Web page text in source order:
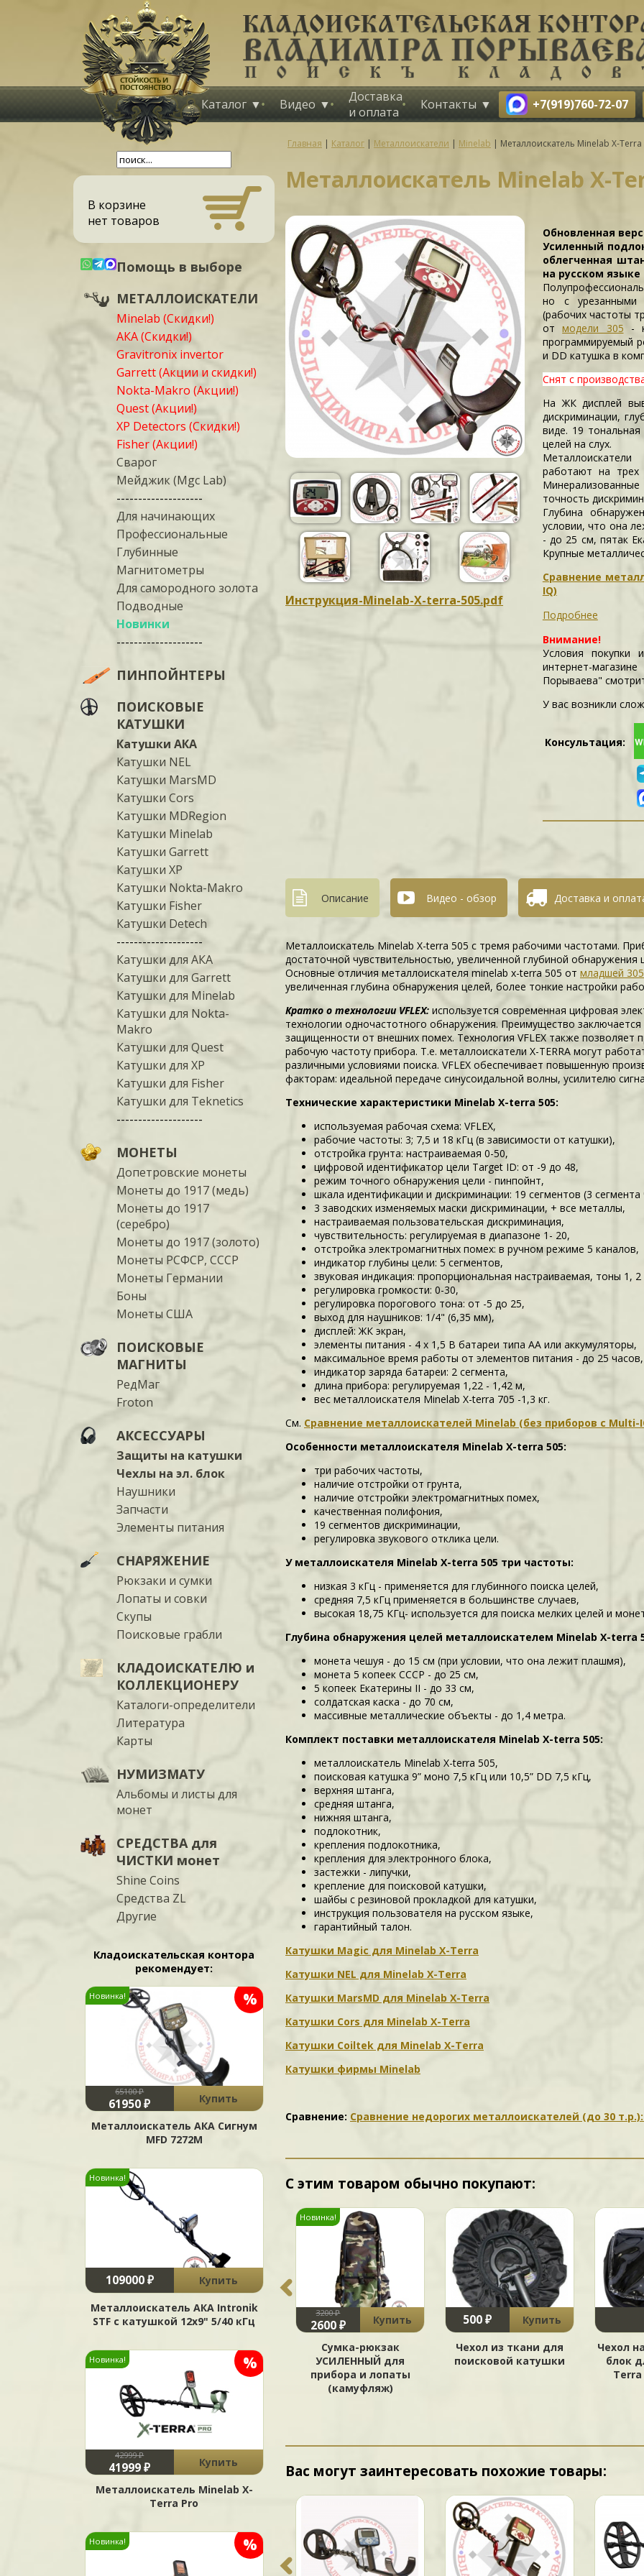
Каталог Видео
Доставка
и оплата
Контакты +7(919)760-72-07
В корзине
нет товаров
Помощь в выборе
МЕТАЛЛОИСКАТЕЛИ
Minelab (Скидки!)
АКА (Скидки!)
Gravitronix invertor
Garrett (Акции и скидки!)
Nokta-Makro (Акции!)
Quest (Акции!)
XP Detectors (Скидки!)
Fisher (Акции!)
Сварог
Мейджик (Mgc Lab)
--------------------
Для начинающих
Профессиональные
Глубинные
Магнитометры
Для самородного золота
Подводные
Новинки
--------------------
ПИНПОЙНТЕРЫ
ПОИСКОВЫЕ
КАТУШКИ
Катушки АКА
Катушки NEL
Катушки MarsMD
Катушки Cors
Катушки MDRegion
Катушки Minelab
Катушки Garrett
Катушки XP
Катушки Nokta-Makro
Катушки Fisher
Катушки Detech
--------------------
Катушки для АКА
Катушки для Garrett
Катушки для Minelab
Катушки для Nokta-
Makro
Катушки для Quest
Катушки для XP
Катушки для Fisher
Катушки для Teknetics
--------------------
МОНЕТЫ
Допетровские монеты
Монеты до 1917 (медь)
Монеты до 1917
(серебро)
Монеты до 1917 (золото)
Монеты РСФСР, СССР
Монеты Германии
Боны
Монеты США
ПОИСКОВЫЕ
МАГНИТЫ
РедМаг
Froton
АКСЕССУАРЫ
Защиты на катушки
Чехлы на эл. блок
Наушники
Запчасти
Элементы питания
СНАРЯЖЕНИЕ
Рюкзаки и сумки
Лопаты и совки
Скупы
Поисковые грабли
КЛАДОИСКАТЕЛЮ и
КОЛЛЕКЦИОНЕРУ
Каталоги-определители
Литература
Карты
НУМИЗМАТУ
Альбомы и листы для
монет
СРЕДСТВА для
ЧИСТКИ монет
Shine Coins
Средства ZL
Другие
Кладоискательская контора
рекомендует:
%
Новинка!
65100 ₽
61950 ₽
Купить
Металлоискатель АКА Сигнум
MFD 7272М
Новинка!
109000 ₽
Купить
Металлоискатель АКА Intronik
STF c катушкой 12x9" 5/40 кГц
%
Новинка!
42999 ₽
41999 ₽
Купить
Металлоискатель Minelab X-
Terra Pro
%
Новинка!
Главная | Каталог | Металлоискатели | Minelab | Металлоискатель Minelab X-Terra
Металлоискатель Minelab X-
Инструкция-Minelab-X-terra-505.pdf
Обновленная
Усиленный
облегченная
на русском
но с урезанными
(рабочих частоты
отмодели 305 -
программируемый
и DD катушка в
Снят с
На ЖК дисплей
дискриминации,
виде. 19
целей на слух.
работают на трех
точность
Глубина
условии, что она
- до 25 см, пятак
Крупные
Сравнение
IQ)
Подробнее
Внимание!
Условия
интернет-
Порываева"
У вас возникли
Консультация:
Описание Видео - обзор Доставка и
Металлоискатель Minelab X-terra 505 с тремя рабочими частотами.
достаточной чувствительностью, увеличенной глубиной обнаружения
Основные отличия металлоискателя minelab x-terra 505 от младшей
увеличенная глубина обнаружения целей, более тонкие настройки
Кратко о технологии VFLEX: используется современная цифровая
технологии одночастотного обнаружения. Преимущество
защищенности от внешних помех. Технология VFLEX также позволяет
рабочую частоту прибора. Т.е. металлоискатели X-TERRA могут
различными условиями поиска. VFLEX обеспечивает повышенную
факторам: идеальной передаче синусоидальной волны, усилителю
Технические характеристики Minelab X-terra 505:
используемая рабочая схема: VFLEX,
рабочие частоты: 3; 7,5 и 18 кГц (в зависимости от катушки),
отстройка грунта: настраиваемая 0-50,
цифровой идентификатор цели Target ID: от -9 до 48,
режим точного обнаружения цели - пинпойнт,
шкала идентификации и дискриминации: 19 сегментов (3
3 заводских изменяемых маски дискриминации, + все металлы,
настраиваемая пользовательская дискриминация,
чувствительность: регулируемая в диапазоне 1- 20,
отстройка электромагнитных помех: в ручном режиме 5 каналов,
индикатор глубины цели: 5 сегментов,
звуковая индикация: пропорциональная настраиваемая, тоны 1,
регулировка громкости: 0-30,
регулировка порогового тона: от -5 до 25,
выход для наушников: 1/4" (6,35 мм),
дисплей: ЖК экран,
элементы питания - 4 х 1,5 В батареи типа АА или аккумуляторы,
максимальное время работы от элементов питания - до 25 часов,
индикатор заряда батареи: 2 сегмента,
длина прибора: регулируемая 1,22 - 1,42 м,
вес металлоискателя Minelab X-terra 705 -1,3 кг.
См. Сравнение металлоискателей Minelab (без приборов с Multi-
Особенности металлоискателя Minelab X-terra 505:
три рабочих частоты,
наличие отстройки от грунта,
наличие отстройки электромагнитных помех,
качественная полифония,
19 сегментов дискриминации,
регулировка звукового отклика цели.
У металлоискателя Minelab X-terra 505 три частоты:
низкая 3 кГц - применяется для глубинного поиска целей,
средняя 7,5 кГц применяется в большинстве случаев,
высокая 18,75 КГц- используется для поиска мелких целей и
Глубина обнаружения целей металлоискателем Minelab X-terra
монета чешуя - до 15 см (при условии, что она лежит плашмя),
монета 5 копеек СССР - до 25 см,
5 копеек Екатерины II - до 33 см,
солдатская каска - до 70 см,
массивные металлические объекты - до 1,4 метра.
Комплект поставки металлоискателя Minelab X-terra 505:
металлоискатель Minelab X-terra 505,
поисковая катушка 9” моно 7,5 кГц или 10,5” DD 7,5 кГц,
верхняя штанга,
средняя штанга,
нижняя штанга,
подлокотник,
крепления подлокотника,
крепления для электронного блока,
застежки - липучки,
крепление для поисковой катушки,
шайбы с резиновой прокладкой для катушки,
инструкция пользователя на русском языке,
гарантийный талон.
Катушки Magic для Minelab X-Terra
Катушки NEL для Minelab X-Terra
Катушки MarsMD для Minelab X-Terra
Катушки Cors для Minelab X-Terra
Катушки Coiltek для Minelab X-Terra
Катушки фирмы Minelab
Сравнение: Сравнение недорогих металлоискателей (до 30 т.р.):
С этим товаром обычно покупают:
Купить
Катушка Minelab 10x5"
DD H Эллипс для X-
Купить
Лопата Fiskars (Plantic)
штыковая
Новинка!
3200 ₽
2600 ₽
Купить
Сумка-рюкзак
УСИЛЕННЫЙ для
прибора и лопаты
(камуфляж)
500 ₽
Купить
Чехол из ткани для
поисковой катушки
Чехол
блок
Вас могут заинтересовать похожие товары: